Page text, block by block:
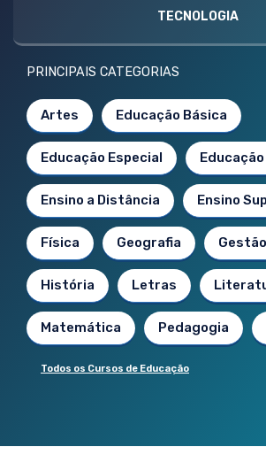
TECNOLOGIA
PRINCIPAIS CATEGORIAS
Artes Educação Básica
Educação Especial
Ensino a Distância Ensino
Física Geografia
História Letras
Matemática Pedagogia
Todos os Cursos de Educação